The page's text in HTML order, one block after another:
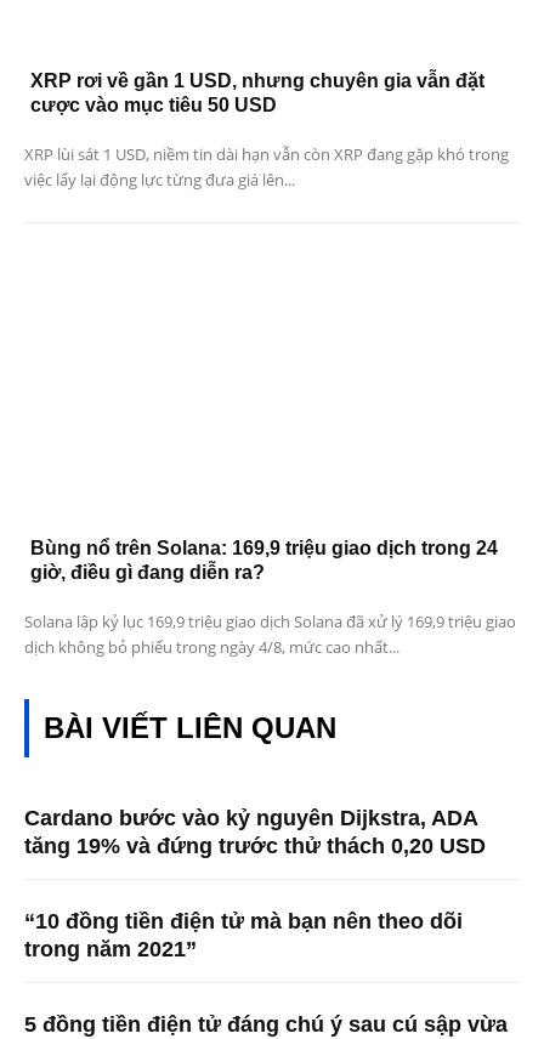
XRP rơi về gần 1 USD, nhưng chuyên gia vẫn đặt
cược vào mục tiêu 50 USD
XRP lùi sát 1 USD, niềm tin dài hạn vẫn còn XRP đang gặp khó trong
việc lấy lại động lực từng đưa giá lên...
Bùng nổ trên Solana: 169,9 triệu giao dịch trong 24
giờ, điều gì đang diễn ra?
Solana lập kỷ lục 169,9 triệu giao dịch Solana đã xử lý 169,9 triệu giao
dịch không bỏ phiếu trong ngày 4/8, mức cao nhất...
BÀI VIẾT LIÊN QUAN
Cardano bước vào kỷ nguyên Dijkstra, ADA
tăng 19% và đứng trước thử thách 0,20 USD
“10 đồng tiền điện tử mà bạn nên theo dõi
trong năm 2021”
5 đồng tiền điện tử đáng chú ý sau cú sập vừa